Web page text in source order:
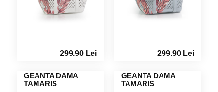
299.90 Lei 299.90 Lei
GEANTA DAMA
TAMARIS
GEANTA DAMA
TAMARIS